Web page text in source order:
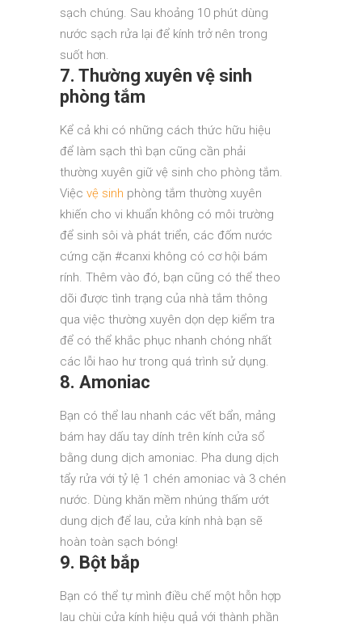
sạch chúng. Sau khoảng 10 phút dùng
nước sạch rửa lại để kính trở nên trong
suốt hơn.
7. Thường xuyên vệ sinh
phòng tắm
Kể cả khi có những cách thức hữu hiệu
để làm sạch thì bạn cũng cần phải
thường xuyên giữ vệ sinh cho phòng tắm.
Việc vệ sinh phòng tắm thường xuyên
khiến cho vi khuẩn không có môi trường
để sinh sôi và phát triển, các đốm nước
cứng cặn #canxi không có cơ hội bám
rính. Thêm vào đó, bạn cũng có thể theo
dõi được tình trạng của nhà tắm thông
qua việc thường xuyên dọn dẹp kiểm tra
để có thể khắc phục nhanh chóng nhất
các lỗi hao hư trong quá trình sử dụng.
8. Amoniac
Bạn có thể lau nhanh các vết bẩn, mảng
bám hay dấu tay dính trên kính cửa sổ
bằng dung dịch amoniac. Pha dung dịch
tẩy rửa với tỷ lệ 1 chén amoniac và 3 chén
nước. Dùng khăn mềm nhúng thấm ướt
dung dịch để lau, cửa kính nhà bạn sẽ
hoàn toàn sạch bóng!
9. Bột bắp
Bạn có thể tự mình điều chế một hỗn hợp
lau chùi cửa kính hiệu quả với thành phần